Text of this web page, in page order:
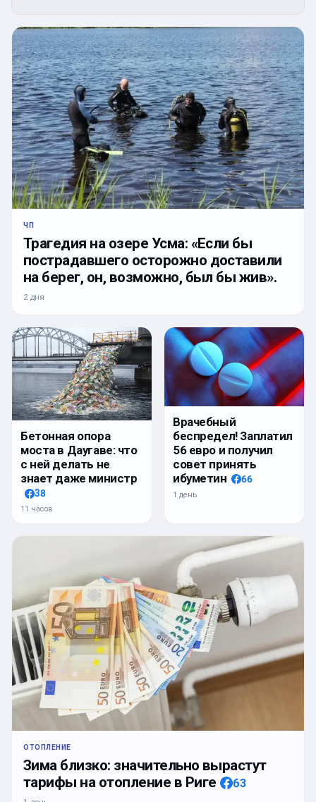
ЧП
Трагедия на озере Усма: «Если бы
пострадавшего осторожно доставили
на берег, он, возможно, был бы жив».
2 дня
Бетонная опора
моста в Даугаве: что
с ней делать не
знает даже министр
38
11 часов
Врачебный
беспредел! Заплатил
56 евро и получил
совет принять
ибуметин
66
1 день
ОТОПЛЕНИЕ
Зима близко: значительно вырастут
тарифы на отопление в Риге
63